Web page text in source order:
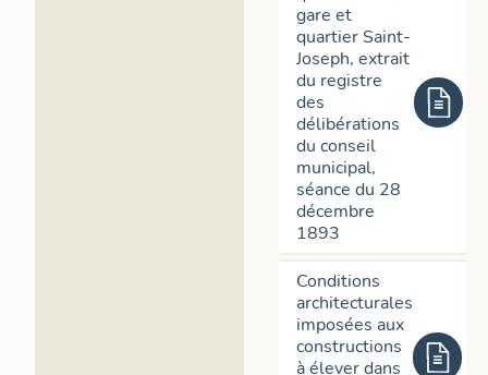
peuvent
n°1-7 un
(Verdier et
édifice qui fut
Chardon ; en
remplacée
(Julien
l’habitat
l’habitat seul
espaces verts
parcelles en
d'élaboration
gare et
quartier Saint-
Joseph, extrait
du registre
des
délibérations
du conseil
municipal,
séance du 28
décembre
1893
Conditions
architecturales
imposées aux
constructions
à élever dans